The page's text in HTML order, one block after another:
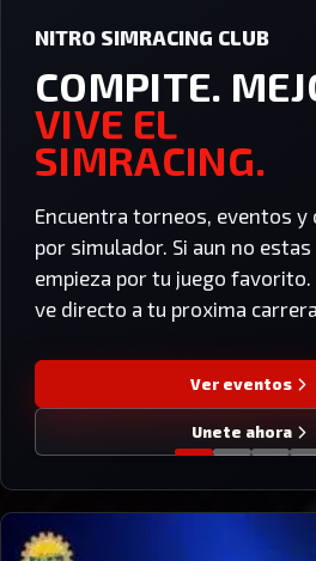
NITRO SIMRACING CLUB
COMPITE.
VIVE EL
SIMRACING.
Encuentra torneos, eventos y
por simulador. Si aun no
empieza por tu juego favorito.
ve directo a tu proxima
Ver eventos
Unete ahora